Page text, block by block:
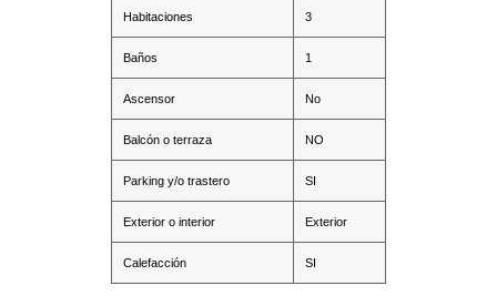
Habitaciones 3
Baños 1
Ascensor No
Balcón o terraza NO
Parking y/o trastero SI
Exterior o interior Exterior
Calefacción SI